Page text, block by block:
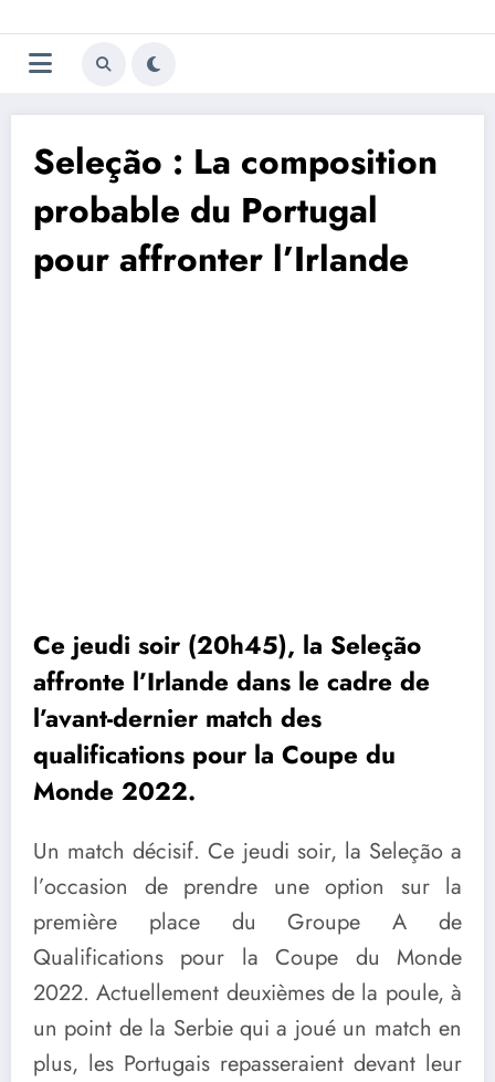
au
contenu
Trivela
L'actualité du football
Seleção : La composition
probable du Portugal
pour affronter l’Irlande
Ce jeudi soir (20h45), la Seleção
affronte l’Irlande dans le cadre de
l’avant-dernier match des
qualifications pour la Coupe du
Monde 2022.
Un match décisif. Ce jeudi soir, la Seleção a
l’occasion de prendre une option sur la
première place du Groupe A de
Qualifications pour la Coupe du Monde
2022. Actuellement deuxièmes de la poule, à
un point de la Serbie qui a joué un match en
plus, les Portugais repasseraient devant leur